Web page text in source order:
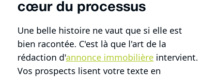
cœur du processus
Une belle histoire ne vaut que si elle est
bien racontée. C'est là que l'art de la
rédaction d'annonce immobilière intervient.
Vos prospects lisent votre texte en